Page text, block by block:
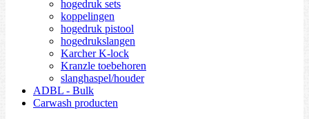
hogedruk sets
koppelingen
hogedruk pistool
hogedrukslangen
Karcher K-lock
Kranzle toebehoren
slanghaspel/houder
ADBL - Bulk
Carwash producten